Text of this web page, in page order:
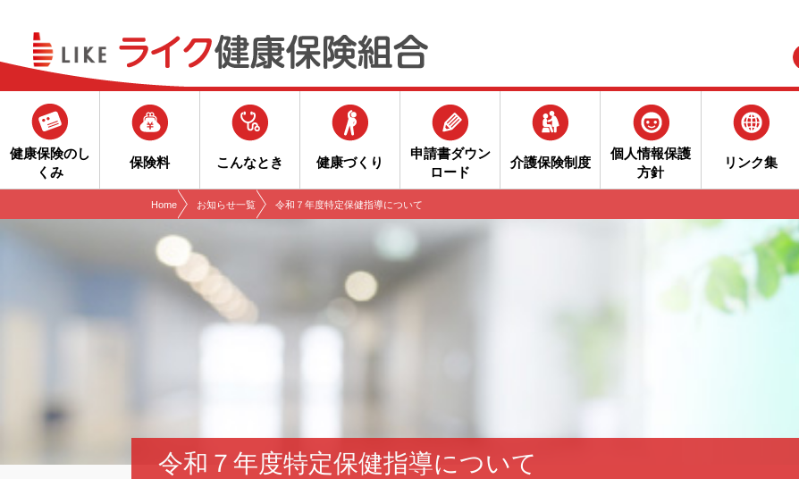
健康保険のし
くみ
保険料 こんなとき 健康づくり
申請書ダウン
ロード
介護保険制度
個人情報保護
方針
リンク集
Home お知らせ一覧 令和７年度特定保健指導について
令和７年度特定保健指導について